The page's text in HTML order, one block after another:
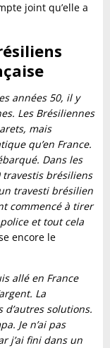
joint qu’elle a
années 50, il y
Les Brésiliennes
mais
qu’en France.
Dans les
travestis brésiliens
travesti brésilien
commencé à tirer
et tout cela
encore le
allé en France
La
d’autres solutions.
Je n’ai pas
j’ai fini dans un